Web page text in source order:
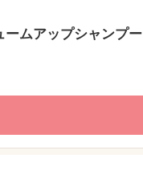
ームアップシャンプー